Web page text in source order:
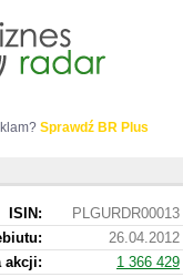
Sprawdź BR Plus
ISIN:
PLGURDR00013
26.04.2012
akcji:
1 366 429